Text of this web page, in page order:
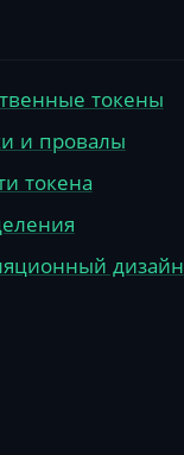
токены
и провалы
токена
дизайн